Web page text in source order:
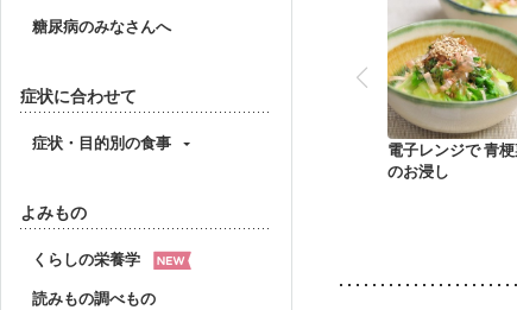
糖尿病のみなさんへ
症状に合わせて
症状・目的別の食事
よみもの
くらしの栄養学
読みもの調べもの
更年期
電子レンジで 青
のお浸し